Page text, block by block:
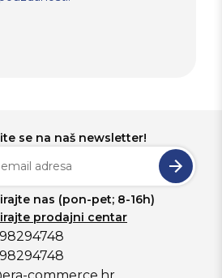
se na naš newsletter!
nas (pon-pet; 8-16h)
prodajni centar